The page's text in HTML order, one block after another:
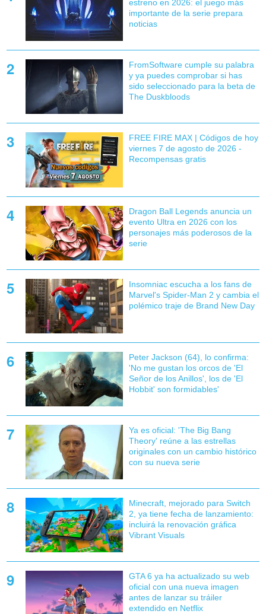
estreno en 2026: el juego más
importante de la serie prepara
noticias
FromSoftware cumple su palabra
y ya puedes comprobar si has
sido seleccionado para la beta de
The Duskbloods
FREE FIRE MAX | Códigos de hoy
viernes 7 de agosto de 2026 -
Recompensas gratis
Dragon Ball Legends anuncia un
evento Ultra en 2026 con los
personajes más poderosos de la
serie
Insomniac escucha a los fans de
Marvel's Spider-Man 2 y cambia el
polémico traje de Brand New Day
Peter Jackson (64), lo confirma:
'No me gustan los orcos de 'El
Señor de los Anillos', los de 'El
Hobbit' son formidables'
Ya es oficial: 'The Big Bang
Theory' reúne a las estrellas
originales con un cambio histórico
con su nueva serie
Minecraft, mejorado para Switch
2, ya tiene fecha de lanzamiento:
incluirá la renovación gráfica
Vibrant Visuals
GTA 6 ya ha actualizado su web
oficial con una nueva imagen
antes de lanzar su tráiler
extendido en Netflix